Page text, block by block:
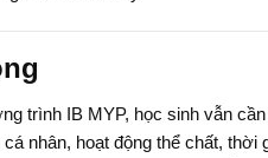
trình IB MYP, học sinh vẫn
nhân, hoạt động thể chất, thời